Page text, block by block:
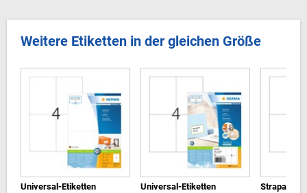
Weitere Etiketten in der gleichen Größe
Universal-Etiketten
Universal-Etiketten